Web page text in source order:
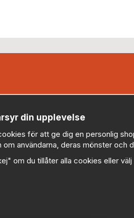
AB (559430-0914)
08:00-17:00)
din upplevelse
för att ge dig en personlig
om användarna, deras mönster och
om du tillåter alla cookies eller